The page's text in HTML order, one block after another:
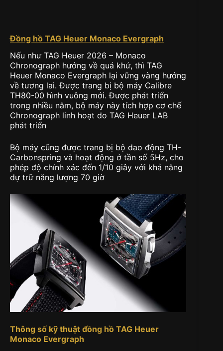
Đồng hồ TAG Heuer Monaco Evergraph
Nếu như TAG Heuer 2026 – Monaco
Chronograph hướng về quá khứ, thì TAG
Heuer Monaco Evergraph lại vững vàng hướng
về tương lai. Được trang bị bộ máy Calibre
TH80-00 hình vuông mới. Được phát triển
trong nhiều năm, bộ máy này tích hợp cơ chế
Chronograph linh hoạt do TAG Heuer LAB
phát triển
Bộ máy cũng được trang bị bộ dao động TH-
Carbonspring và hoạt động ở tần số 5Hz, cho
phép độ chính xác đến 1/10 giây với khả năng
dự trữ năng lượng 70 giờ
Thông số kỹ thuật đồng hồ TAG Heuer
Monaco Evergraph